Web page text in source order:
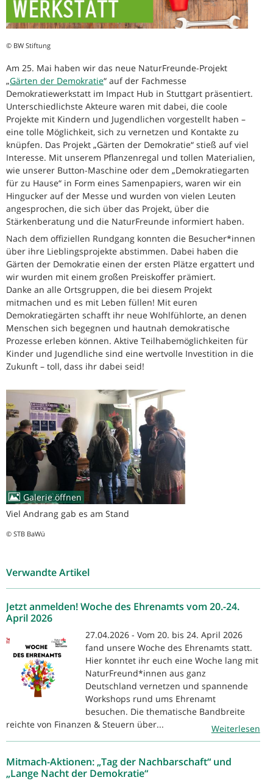
© BW Stiftung
Am 25. Mai haben wir das neue NaturFreunde-Projekt
„Gärten der Demokratie“ auf der Fachmesse
Demokratiewerkstatt im Impact Hub in Stuttgart präsentiert.
Unterschiedlichste Akteure waren mit dabei, die coole
Projekte mit Kindern und Jugendlichen vorgestellt haben –
eine tolle Möglichkeit, sich zu vernetzen und Kontakte zu
knüpfen. Das Projekt „Gärten der Demokratie“ stieß auf viel
Interesse. Mit unserem Pflanzenregal und tollen Materialien,
wie unserer Button-Maschine oder dem „Demokratiegarten
für zu Hause“ in Form eines Samenpapiers, waren wir ein
Hingucker auf der Messe und wurden von vielen Leuten
angesprochen, die sich über das Projekt, über die
Stärkenberatung und die NaturFreunde informiert haben.
Nach dem offiziellen Rundgang konnten die Besucher*innen
über ihre Lieblingsprojekte abstimmen. Dabei haben die
Gärten der Demokratie einen der ersten Plätze ergattert und
wir wurden mit einem großen Preiskoffer prämiert.
Danke an alle Ortsgruppen, die bei diesem Projekt
mitmachen und es mit Leben füllen! Mit euren
Demokratiegärten schafft ihr neue Wohlfühlorte, an denen
Menschen sich begegnen und hautnah demokratische
Prozesse erleben können. Aktive Teilhabemöglichkeiten für
Kinder und Jugendliche sind eine wertvolle Investition in die
Zukunft – toll, dass ihr dabei seid!
Galerie öffnen
Viel Andrang gab es am Stand
© STB BaWü
Verwandte Artikel
Jetzt anmelden! Woche des Ehrenamts vom 20.-24.
April 2026
27.04.2026 - Vom 20. bis 24. April 2026
fand unsere Woche des Ehrenamts statt.
Hier konntet ihr euch eine Woche lang mit
NaturFreund*innen aus ganz
Deutschland vernetzen und spannende
Workshops rund ums Ehrenamt
besuchen. Die thematische Bandbreite
reichte von Finanzen & Steuern über...
Weiterlesen
Mitmach-Aktionen: „Tag der Nachbarschaft“ und
„Lange Nacht der Demokratie“